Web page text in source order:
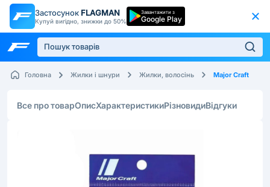
Застосунок FLAGMAN
Купуй вигідно, знижки до 50%
Завантажити з
Google Play
Головна Жилки і шнури Жилки, волосінь Major Craft
Все про товарОписХарактеристикиРізновидиВідгуки